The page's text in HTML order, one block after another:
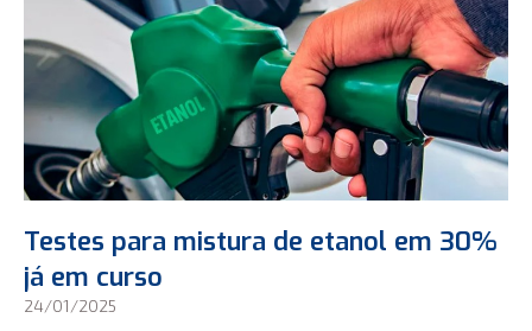
Testes para mistura de etanol em 30%
já em curso
24/01/2025